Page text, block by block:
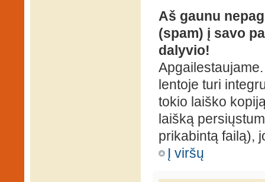
Aš gaunu
(spam) į savo
dalyvio!
lentoje turi
tokio laiško
laišką
prikabintą failą),
Į viršų